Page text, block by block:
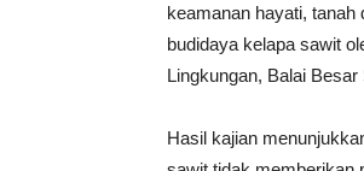
keamanan hayati, tanah
budidaya kelapa sawit
Lingkungan, Balai
Hasil kajian